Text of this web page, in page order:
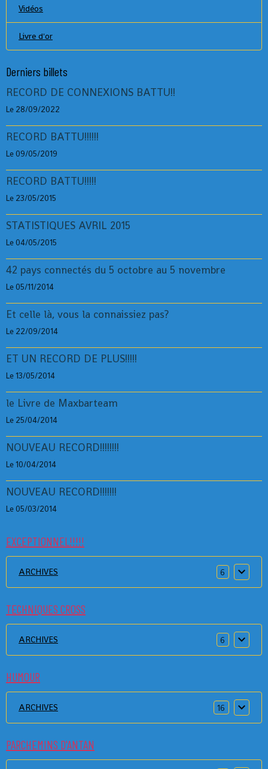
Vidéos
Livre d'or
Derniers billets
RECORD DE CONNEXIONS BATTU!!
Le 28/09/2022
RECORD BATTU!!!!!!
Le 09/05/2019
RECORD BATTU!!!!!
Le 23/05/2015
STATISTIQUES AVRIL 2015
Le 04/05/2015
42 pays connectés du 5 octobre au 5 novembre
Le 05/11/2014
Et celle là, vous la connaissiez pas?
Le 22/09/2014
ET UN RECORD DE PLUS!!!!!
Le 13/05/2014
le Livre de Maxbarteam
Le 25/04/2014
NOUVEAU RECORD!!!!!!!!
Le 10/04/2014
NOUVEAU RECORD!!!!!!!
Le 05/03/2014
EXCEPTIONNEL!!!!!
ARCHIVES 6
TECHNIQUES CROSS
ARCHIVES 6
HUMOUR
ARCHIVES 16
PARCHEMINS D'ANTAN